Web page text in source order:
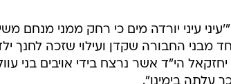
עיני יורדה מים כי רחק ממני מנחם
מבני החבורה שקדן ועילוי שזכה לחנך
הי"ד אשר נרצח בידי אויבים בני